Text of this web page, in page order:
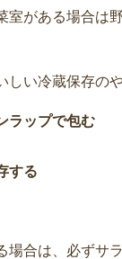
室がある場合は
しい冷蔵保存の
ラップで包む
する
場合は、必ずサ